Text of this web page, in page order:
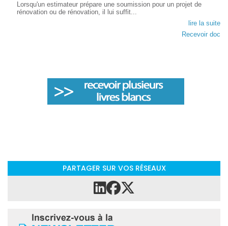
Lorsqu'un estimateur prépare une soumission pour un projet de
rénovation ou de rénovation, il lui suffit...
lire la suite
Recevoir doc
PARTAGER SUR VOS RÉSEAUX